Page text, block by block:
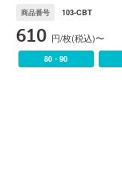
商品番号 103-CBT
610 円/枚(税込)〜
80・90